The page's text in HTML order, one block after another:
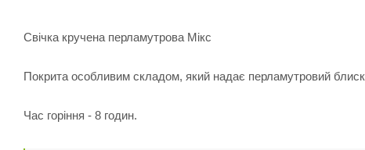
Свічка кручена перламутрова Мікс
Покрита особливим складом, який надає перламутровий
Час горіння - 8 годин.